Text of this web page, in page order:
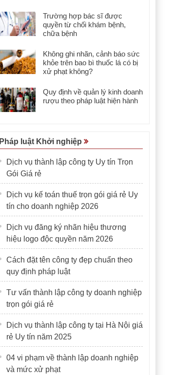
Trường hợp bác sĩ được
quyền từ chối khám bệnh,
chữa bệnh
Không ghi nhãn, cảnh báo sức
khỏe trên bao bì thuốc lá có bị
xử phạt không?
Quy định về quản lý kinh doanh
rượu theo pháp luật hiện hành
Pháp luật Khởi nghiệp
Dịch vụ thành lập công ty Uy tín Trọn
Gói Giá rẻ
Dịch vụ kế toán thuế trọn gói giá rẻ Uy
tín cho doanh nghiệp 2026
Dịch vụ đăng ký nhãn hiệu thương
hiệu logo độc quyền năm 2026
Cách đặt tên công ty đẹp chuẩn theo
quy định pháp luật
Tư vấn thành lập công ty doanh nghiệp
trọn gói giá rẻ
Dịch vụ thành lập công ty tại Hà Nội giá
rẻ Uy tín năm 2025
04 vi phạm về thành lập doanh nghiệp
và mức xử phạt